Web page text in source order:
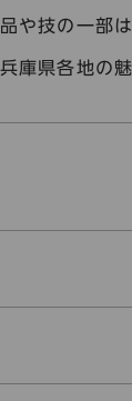
や技の一部
庫県各地の